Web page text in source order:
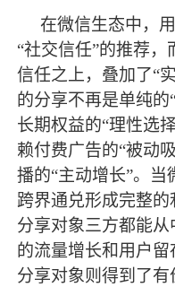
在微信生态中，
“社交信任”的推荐
信任之上，叠加了“
的分享不再是单纯的
长期权益的“理性选
赖付费广告的“被动
播的“主动增长”。
跨界通兑形成完整的
分享对象三方都能
的流量增长和用户留
分享对象则得到了